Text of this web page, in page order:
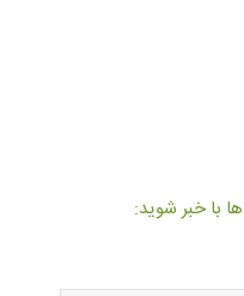
با خبر شوید: